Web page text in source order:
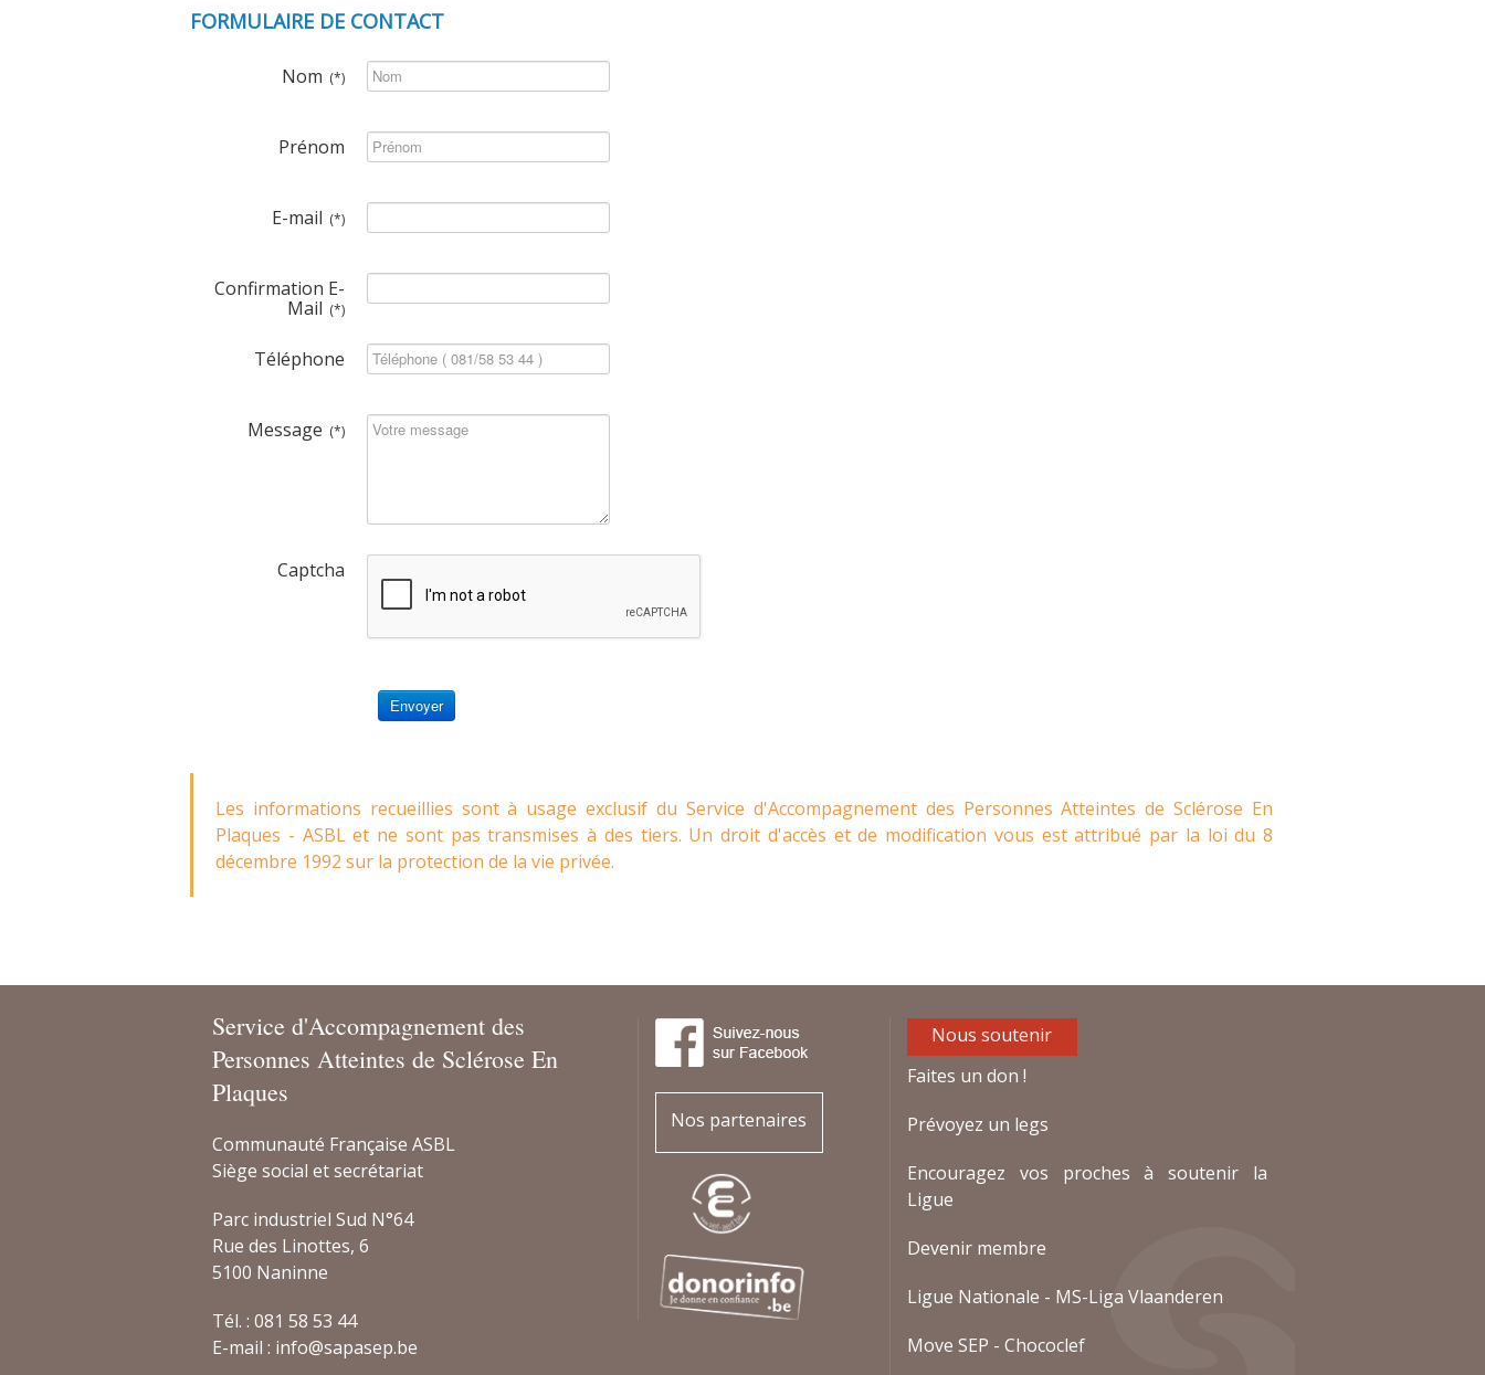
FORMULAIRE DE CONTACT
Nom (*)
Prénom
E-mail (*)
Confirmation E-
Mail (*)
Téléphone
Message (*)
Captcha
Envoyer
Les informations recueillies sont à usage exclusif du Service d'Accompagnement des Personnes Atteintes de Sclérose En
Plaques - ASBL et ne sont pas transmises à des tiers. Un droit d'accès et de modification vous est attribué par la loi du 8
décembre 1992 sur la protection de la vie privée.
Service d'Accompagnement des
Personnes Atteintes de Sclérose En
Plaques
Communauté Française ASBL
Siège social et secrétariat
Parc industriel Sud N°64
Rue des Linottes, 6
5100 Naninne
Tél. : 081 58 53 44
E-mail : info@sapasep.be
Nos partenaires
Nous soutenir
Faites un don !
Prévoyez un legs
Encouragez vos proches à soutenir la
Ligue
Devenir membre
Ligue Nationale - MS-Liga Vlaanderen
Move SEP - Chococlef